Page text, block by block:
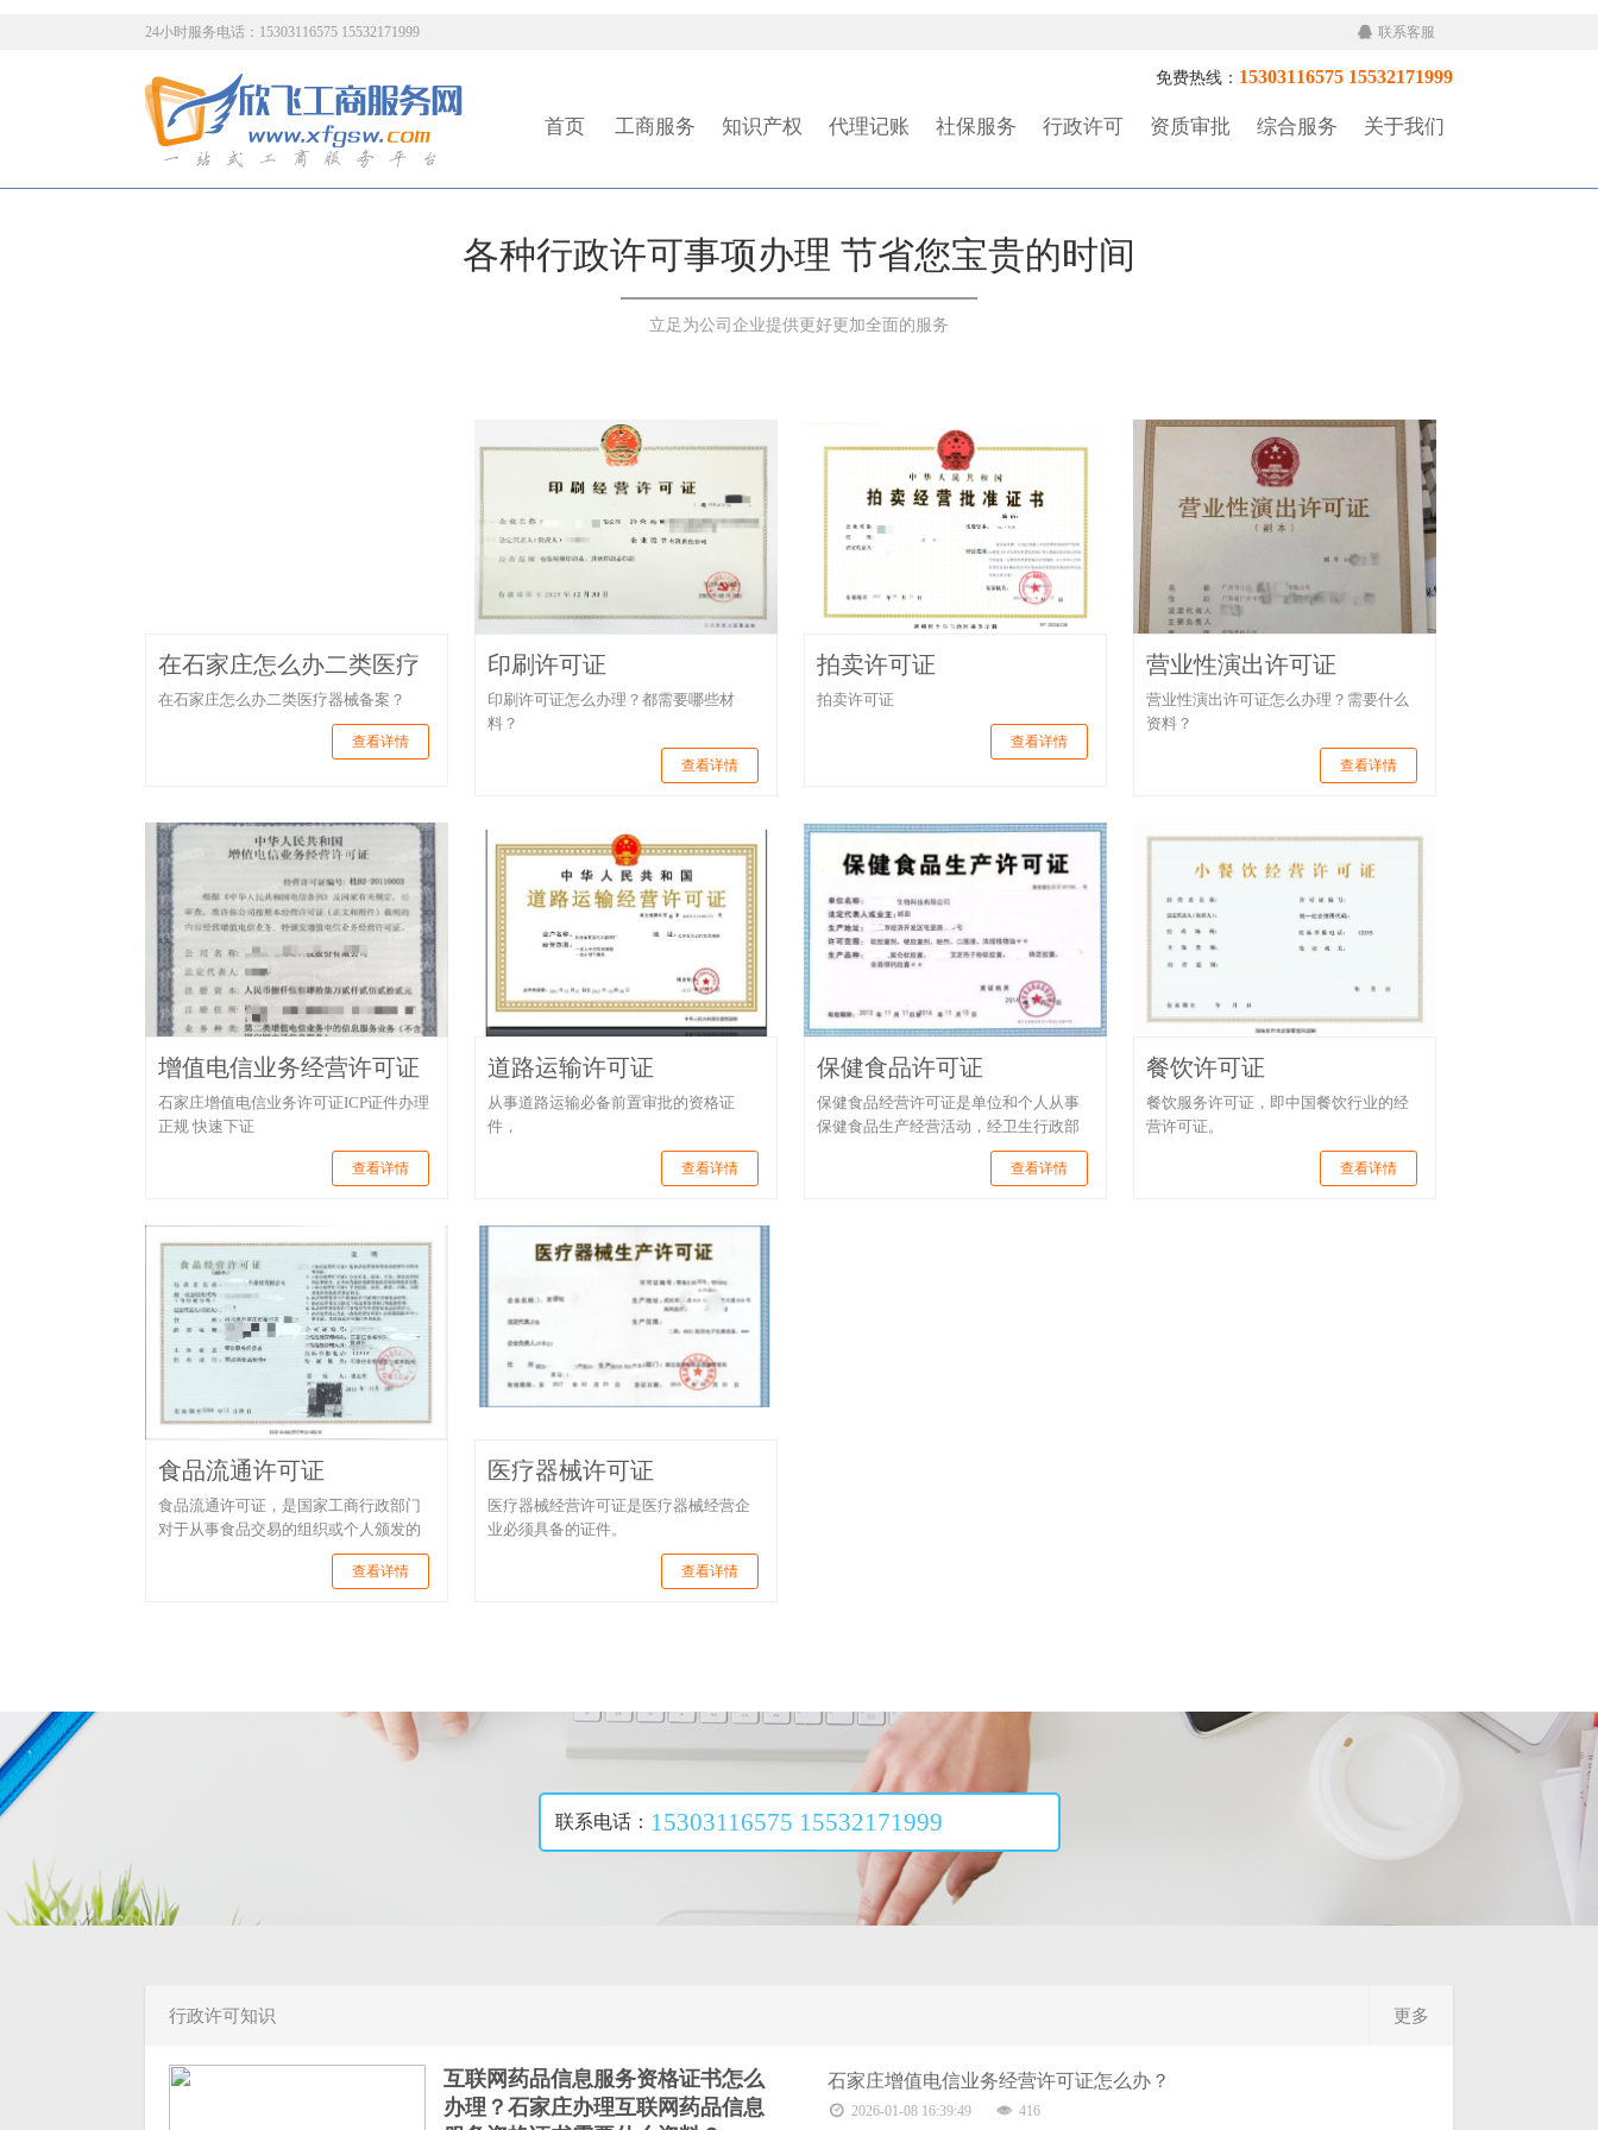
24小时服务电话：15303116575 15532171999 联系客服
首页 工商服务 知识产权 代理记账 社保服务 行政许可 资质审批 综合服务 关于我们
免费热线： 15303116575 15532171999
各种行政许可事项办理 节省您宝贵的时间
立足为公司企业提供更好更加全面的服务
在石家庄怎么办二类医疗
在石家庄怎么办二类医疗器械备案？
查看详情
印刷许可证
印刷许可证怎么办理？都需要哪些材
料？
查看详情
拍卖许可证
拍卖许可证
查看详情
营业性演出许可证
营业性演出许可证怎么办理？需要什么
资料？
查看详情
增值电信业务经营许可证
石家庄增值电信业务许可证ICP证件办理
正规 快速下证
查看详情
道路运输许可证
从事道路运输必备前置审批的资格证
件，
查看详情
保健食品许可证
保健食品经营许可证是单位和个人从事
保健食品生产经营活动，经卫生行政部
查看详情
餐饮许可证
餐饮服务许可证，即中国餐饮行业的经
营许可证。
查看详情
食品流通许可证
食品流通许可证，是国家工商行政部门
对于从事食品交易的组织或个人颁发的
查看详情
医疗器械许可证
医疗器械经营许可证是医疗器械经营企
业必须具备的证件。
查看详情
联系电话： 15303116575 15532171999
立即咨询
行政许可知识 更多
互联网药品信息服务资格证书怎么
办理？石家庄办理互联网药品信息
石家庄增值电信业务经营许可证怎么办？
2026-01-08 16:39:49 416